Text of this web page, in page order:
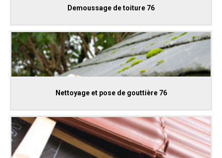
Demoussage de toiture 76
Nettoyage et pose de gouttière 76